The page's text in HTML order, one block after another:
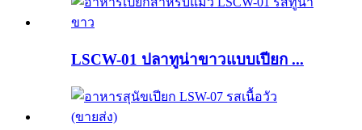
LSCW-01 ปลาทูน่าขาวแบบเปียก ...